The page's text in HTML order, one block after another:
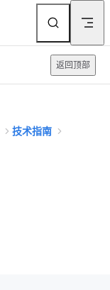
返回顶部
技术指南